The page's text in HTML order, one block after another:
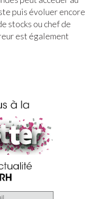
puis évoluer encore
stocks ou chef de
est également